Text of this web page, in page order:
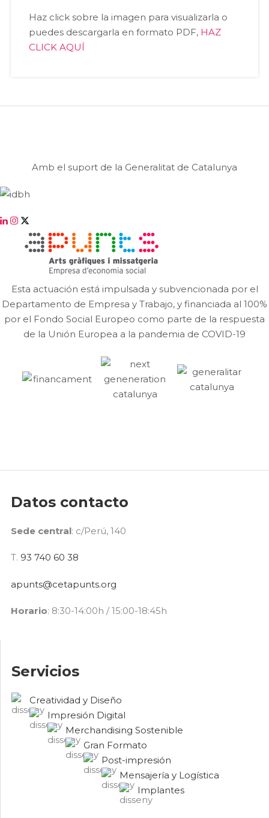
Haz click sobre la imagen para visualizarla o
puedes descargarla en formato PDF, HAZ
CLICK AQUÍ
Amb el suport de la Generalitat de Catalunya
Esta actuación está impulsada y subvencionada por el
Departamento de Empresa y Trabajo, y financiada al 100%
por el Fondo Social Europeo como parte de la respuesta
de la Unión Europea a la pandemia de COVID-19
Datos contacto
Sede central: c/Perú, 140
T. 93 740 60 38
apunts@cetapunts.org
Horario: 8:30-14:00h / 15:00-18:45h
Servicios
Creatividad y Diseño
Impresión Digital
Merchandising Sostenible
Gran Formato
Post-impresión
Mensajería y Logística
Implantes